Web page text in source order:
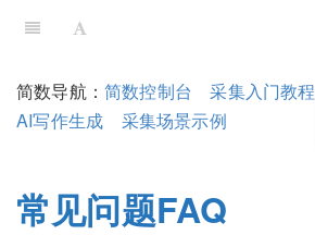
简数导航： 简数控制台 采集入门教程
AI写作生成
采集场景示例
常见问题FAQ